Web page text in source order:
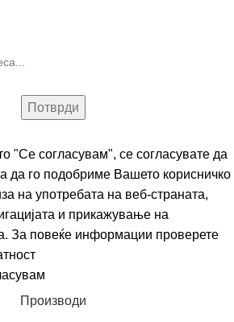
"Се согласувам", се согласувате да
да го подобриме Вашето корисничко
на употребата на веб-страната,
и прикажување на
За повеќе информации проверете
Производи